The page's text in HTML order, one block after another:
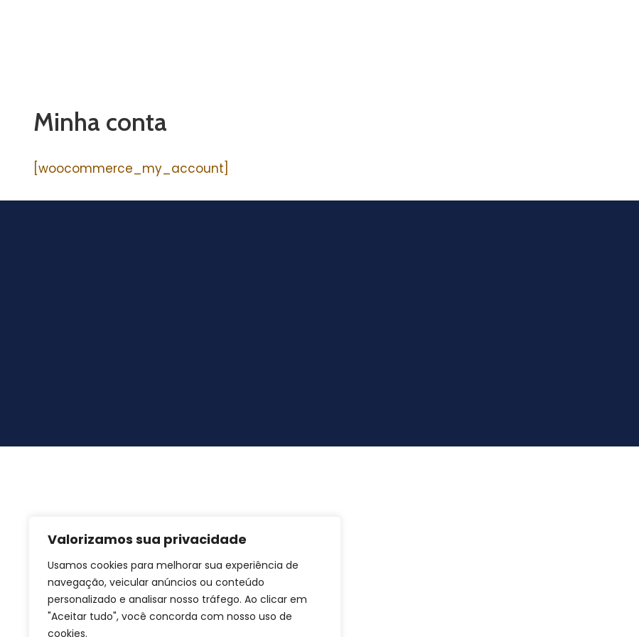
Valorizamos sua privacidade
Usamos cookies para melhorar sua experiência de
navegação, veicular anúncios ou conteúdo
personalizado e analisar nosso tráfego. Ao clicar em
"Aceitar tudo", você concorda com nosso uso de
cookies.
Minha conta
[woocommerce_my_account]